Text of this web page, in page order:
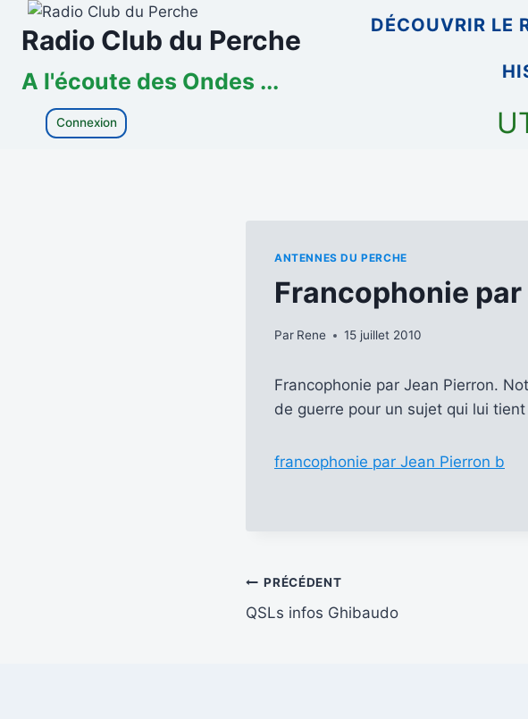
Aller
Radio Club du Perche
A l'écoute des Ondes ...
DÉCOUVRIR LE
Connexion
ANTENNES DU PERCHE
Francophonie
Par Rene 15 juillet 2010
Francophonie par Jean Pierron.
de guerre pour un sujet qui lui
francophonie par Jean Pierron b
Navigation
de
PRÉCÉDENT
QSLs infos Ghibaudo